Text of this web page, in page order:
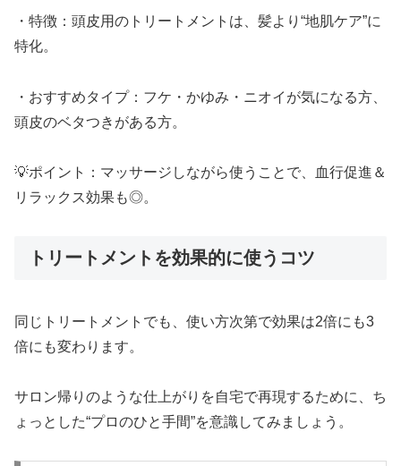
・特徴：頭皮用のトリートメントは、髪より“地肌ケア”に
特化。
・おすすめタイプ：フケ・かゆみ・ニオイが気になる方、
頭皮のベタつきがある方。
💡ポイント：マッサージしながら使うことで、血行促進＆
リラックス効果も◎。
トリートメントを効果的に使うコツ
同じトリートメントでも、使い方次第で効果は2倍にも3
倍にも変わります。
サロン帰りのような仕上がりを自宅で再現するために、ち
ょっとした“プロのひと手間”を意識してみましょう。